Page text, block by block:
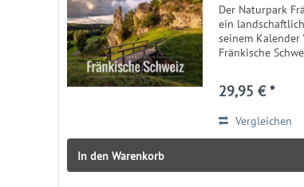
Der Naturpark
ein
seinem
Fränkische
Jahreszeit. Zwölf...
29,95 € *
Vergleichen
In den Warenkorb